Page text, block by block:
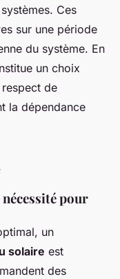
Ces
sur une période
du système. En
un choix
de
la dépendance
pour
un
solaire est
des